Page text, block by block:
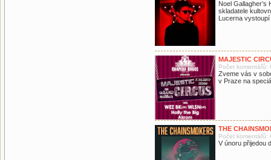
Noel
skladatele
Lucerna
MAJESTIC
Počet komentářů:
Zveme vás v
v Praze na
THE
Počet komentářů:
V únoru přijedou